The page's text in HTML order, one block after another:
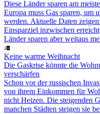
Diese Länder sparen am
Europa muss Gas sparen, um
werden. Aktuelle Daten
Einsparziel inzwischen
Länder sparen aber weitaus
Keine warme Weihnacht
Die Gaskrise könnte die
verschärfen
Schon vor der russischen
von ihrem Einkommen für
nicht Heizen. Die steigenden
manchen Städten steigen sie